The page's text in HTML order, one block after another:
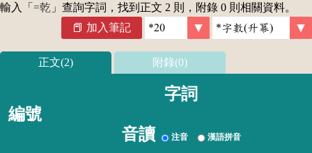
輸入「 =乾 」查詢字詞，找到正文 2 則，附錄 0 則相關資料。
加入筆記
正文(2) 附錄(0)
編號
字詞
音讀 注音 漢語拼音